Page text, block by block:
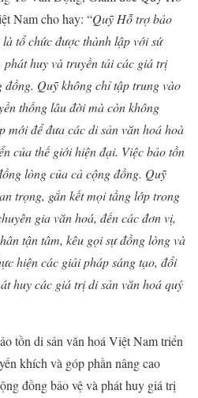
Nam cho hay: “Quỹ Hỗ trợ bảo
tổ chức được thành lập với sứ
huy và truyền tải các giá trị
đồng. Quỹ không chỉ tập trung vào
thống lâu đời mà còn không
mới để đưa các di sản văn hoá hoà
của thế giới hiện đại. Việc bảo tồn
lòng của cả cộng đồng. Quỹ
trọng, gắn kết mọi tầng lớp trong
gia văn hoá, đến các đơn vị,
tận tâm, kêu gọi sự đồng lòng và
hiện các giải pháp sáng tạo, đổi
huy các giá trị di sản văn hoá quý
tồn di sản văn hoá Việt Nam triển
khích và góp phần nâng cao
đồng bảo vệ và phát huy giá trị